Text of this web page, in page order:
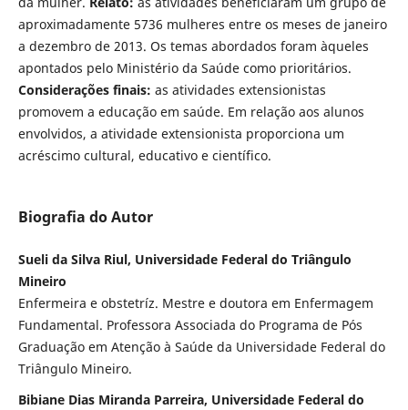
aproximadamente 5736 mulheres entre os meses de janeiro
a dezembro de 2013. Os temas abordados foram àqueles
apontados pelo Ministério da Saúde como prioritários.
Considerações finais: as atividades extensionistas
promovem a educação em saúde. Em relação aos alunos
envolvidos, a atividade extensionista proporciona um
acréscimo cultural, educativo e científico.
Biografia do Autor
Sueli da Silva Riul, Universidade Federal do Triângulo
Mineiro
Enfermeira e obstetríz. Mestre e doutora em Enfermagem
Fundamental. Professora Associada do Programa de Pós
Graduação em Atenção à Saúde da Universidade Federal do
Triângulo Mineiro.
Bibiane Dias Miranda Parreira, Universidade Federal do